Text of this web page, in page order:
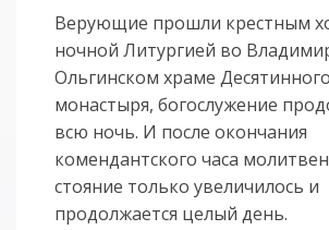
Верующие прошли крестным
ночной Литургией во
Ольгинском храме Десятинного
монастыря, богослужение
всю ночь. И после окончания
комендантского часа
стояние только увеличилось и
продолжается целый день.